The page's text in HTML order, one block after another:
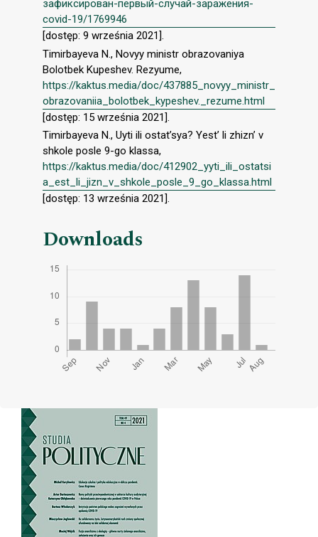
зафиксирован-первый-случай-заражения-
covid-19/1769946
[dostęp: 9 września 2021].
Timirbayeva N., Novyy ministr obrazovaniya
Bolotbek Kupeshev. Rezyume,
https://kaktus.media/doc/437885_novyy_ministr_
obrazovaniia_bolotbek_kypeshev._rezume.html
[dostęp: 15 września 2021].
Timirbayeva N., Uyti ili ostat’sya? Yest’ li zhizn’ v
shkole posle 9-go klassa,
https://kaktus.media/doc/412902_yyti_ili_ostatsi
a_est_li_jizn_v_shkole_posle_9_go_klassa.html
[dostęp: 13 września 2021].
Downloads
Cover image